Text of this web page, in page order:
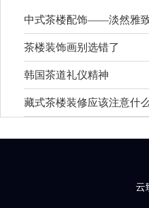
茶楼装饰画别选错了
韩国茶道礼仪精神
藏式茶楼装修应该注意什
云